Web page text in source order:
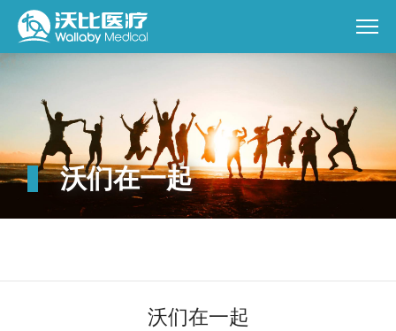
沃们在一起
沃们在一起